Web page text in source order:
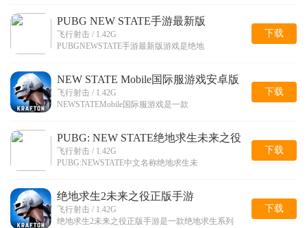
PUBG NEW STATE手游最新版
飞行射击 / 1.42G
PUBGNEWSTATE手游最新版游戏是绝地
下载
NEW STATE Mobile国际服游戏安卓版
飞行射击 / 1.42G
NEWSTATEMobile国际服游戏是一款
下载
PUBG: NEW STATE绝地求生未来之役
免费版
飞行射击 / 1.42G
PUBG:NEWSTATE中文名称绝地求生未
下载
绝地求生2未来之役正版手游
飞行射击 / 1.42G
绝地求生2未来之役正版手游是一款绝地求生系列
下载